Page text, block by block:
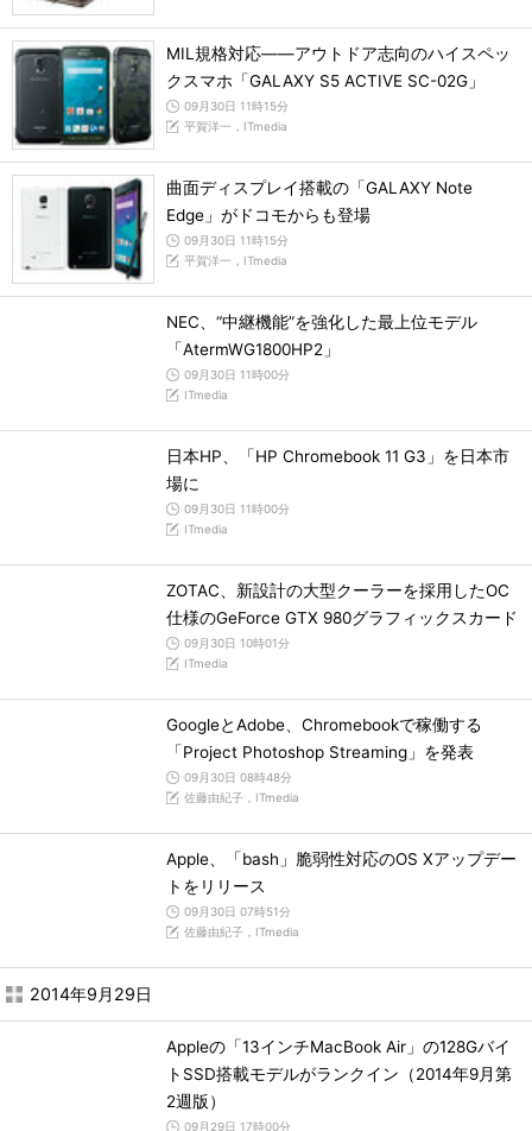
MIL規格対応――アウトドア志向のハイスペッ
クスマホ「GALAXY S5 ACTIVE SC-02G」
09月30日 11時15分
平賀洋一，ITmedia
曲面ディスプレイ搭載の「GALAXY Note
Edge」がドコモからも登場
09月30日 11時15分
平賀洋一，ITmedia
NEC、“中継機能”を強化した最上位モデル
「AtermWG1800HP2」
09月30日 11時00分
ITmedia
日本HP、「HP Chromebook 11 G3」を日本市
場に
09月30日 11時00分
ITmedia
ZOTAC、新設計の大型クーラーを採用したOC
仕様のGeForce GTX 980グラフィックスカード
09月30日 10時01分
ITmedia
GoogleとAdobe、Chromebookで稼働する
「Project Photoshop Streaming」を発表
09月30日 08時48分
佐藤由紀子，ITmedia
Apple、「bash」脆弱性対応のOS Xアップデー
トをリリース
09月30日 07時51分
佐藤由紀子，ITmedia
2014年9月29日
Appleの「13インチMacBook Air」の128Gバイ
トSSD搭載モデルがランクイン（2014年9月第
2週版）
09月29日 17時00分